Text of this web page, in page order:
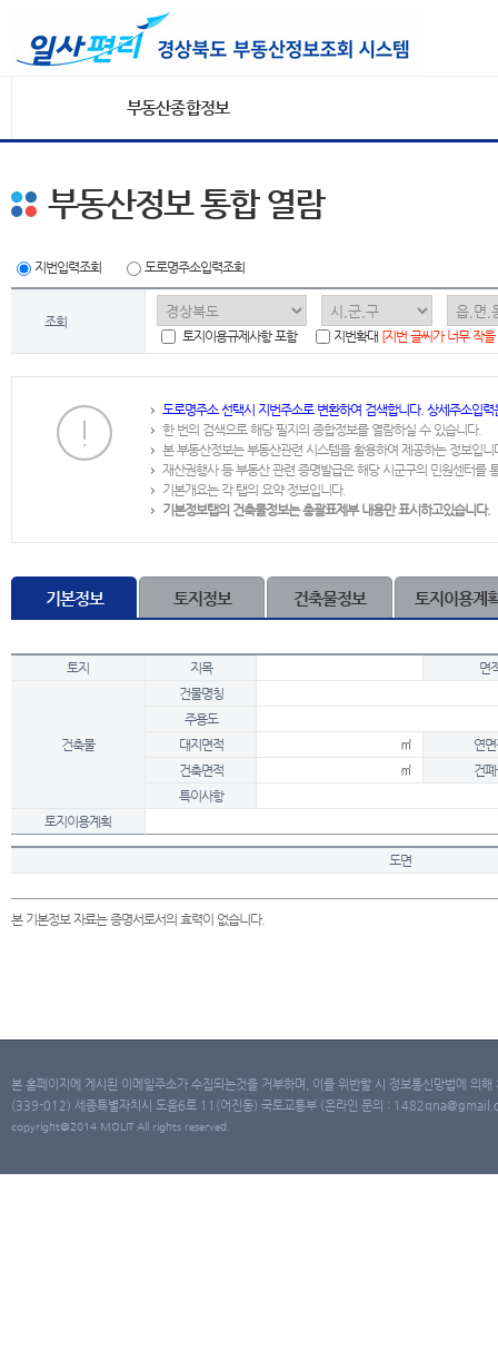
부동산종합정보
부동산정보 통합 열람
지번입력조회 도로명주소입력조회
조회
토지이용규제사항 포함
지번확대 [지번 글씨가 너무 작
도로명주소 선택시 지번주소로 변환하여 검색합니다. 상세주소입
한 번의 검색으로 해당 필지의 종합정보를 열람하실 수 있습니다.
본 부동산정보는 부동산관련 시스템을 활용하여 제공하는 정보입니
재산권행사 등 부동산 관련 증명발급은 해당 시군구의 민원센터를
기본개요는 각 탭의 요약 정보입니다.
기본정보탭의 건축물정보는 총괄표제부 내용만 표시하고있습니다.
기본정보 토지정보 건축물정보 토지이용계
토지 지목 면
건축물
건물명칭
주용도
대지면적
㎡
연
건축면적
㎡
건
특이사항
토지이용계획
도면
본 기본정보 자료는 증명서로서의 효력이 없습니다.
본 홈페이지에 게시된 이메일주소가 수집되는것을 거부하며, 이를 위반할 시 정보통신망법에 의
(339-012) 세종특별자치시 도움6로 11(어진동) 국토교통부 (온라인 문의 :
copyright@2014 MOLIT All rights reserved.